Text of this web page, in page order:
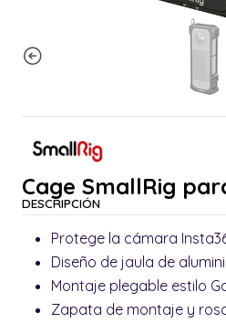
Cage SmallRig
DESCRIPCIÓN
Protege la cámara
Diseño de jaula de
Montaje plegable estilo
Zapata de montaje y